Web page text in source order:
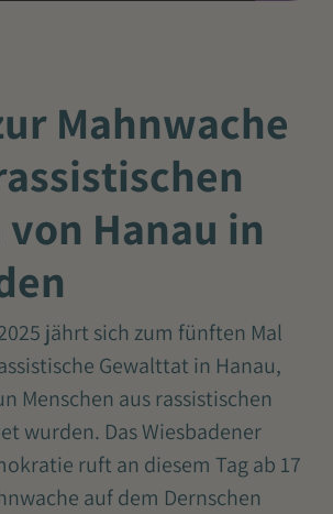
Mahnwache
Hanau in
jährt sich zum fünften Mal
Gewalttat in Hanau,
Menschen aus rassistischen
wurden. Das Wiesbadener
ruft an diesem Tag ab 17
auf dem Dernschen